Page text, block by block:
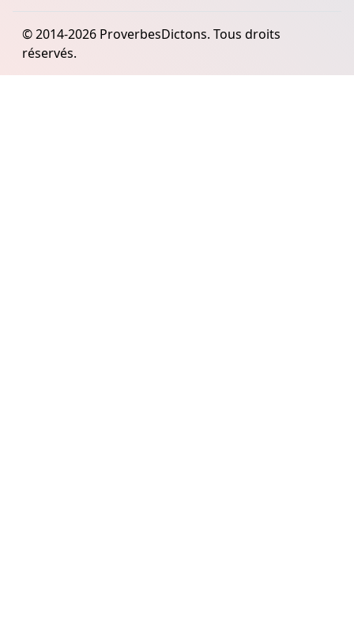
© 2014-2026 ProverbesDictons. Tous droits
réservés.